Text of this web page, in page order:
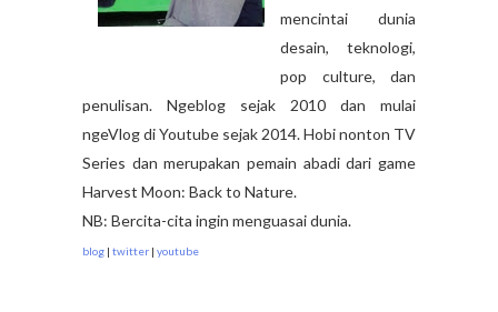
mencintai dunia
desain, teknologi,
pop culture, dan
penulisan. Ngeblog sejak 2010 dan mulai
ngeVlog di Youtube sejak 2014. Hobi nonton TV
Series dan merupakan pemain abadi dari game
Harvest Moon: Back to Nature.
NB: Bercita-cita ingin menguasai dunia.
blog | twitter | youtube